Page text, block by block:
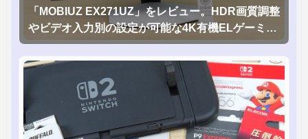
「MOBIUZ EX271UZ」をレビュー。HDR画質調整
やビデオ入力別の設定が可能な4K有機ELゲーミン
グモニタを徹底検証